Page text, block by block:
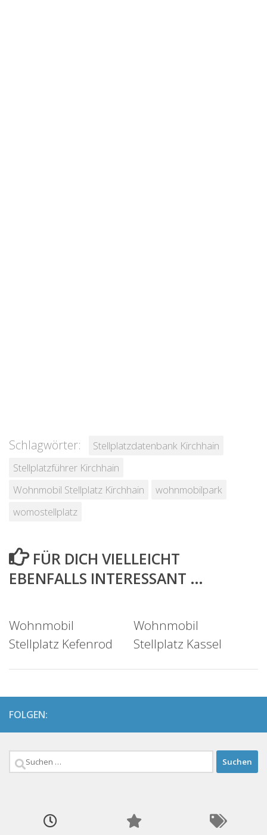
Schlagwörter:
Stellplatzdatenbank Kirchhain
Stellplatzführer Kirchhain
Wohnmobil Stellplatz Kirchhain
wohnmobilpark
womostellplatz
FÜR DICH VIELLEICHT
EBENFALLS INTERESSANT …
Wohnmobil
Stellplatz Kefenrod
Wohnmobil
Stellplatz Kassel
FOLGEN:
Suchen